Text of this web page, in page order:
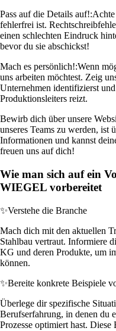
Pass auf die Details auf!:
fehlerfrei ist.
einen schlechten Eindruck
bevor du sie abschickst!
Mach es persönlich!:Wenn
uns arbeiten möchtest. Zeig
Unternehmen identifizierst
Produktionsleiters reizt.
Bewirb dich über unsere
unseres Teams zu werden, ist
Informationen und kannst
freuen uns auf dich!
Wie man sich auf ein
WIEGEL vorbereitet
✨Verstehe die Branche
Mach dich mit den aktuellen
Stahlbau vertraut. Informiere
KG und deren Produkte, um
können.
✨Bereite konkrete Beispiele
Überlege dir spezifische
Berufserfahrung, in denen du
Prozesse optimiert hast.